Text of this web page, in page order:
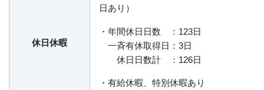
休日休暇
日あり）
・年間休日日数 ：123日
一斉有休取得日：3日
休日日数計 ：126日
・有給休暇、特別休暇あり